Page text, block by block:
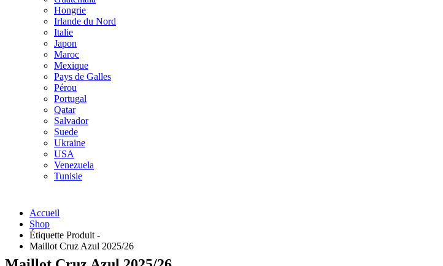
Hongrie
Irlande du Nord
Italie
Japon
Maroc
Mexique
Pays de Galles
Pérou
Portugal
Qatar
Salvador
Suede
Ukraine
USA
Venezuela
Tunisie
Accueil
Shop
Étiquette Produit -
Maillot Cruz Azul 2025/26